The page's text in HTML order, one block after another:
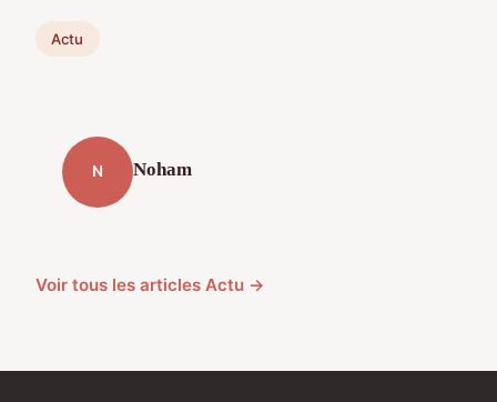
Actu
N Noham
Voir tous les articles Actu →